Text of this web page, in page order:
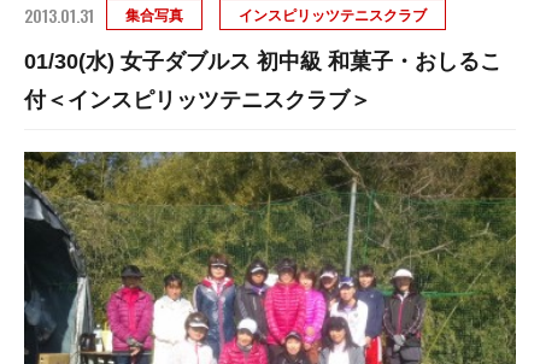
2013.01.31 集合写真 インスピリッツテニスクラブ
01/30(水) 女子ダブルス 初中級 和菓子・おしるこ
付＜インスピリッツテニスクラブ＞